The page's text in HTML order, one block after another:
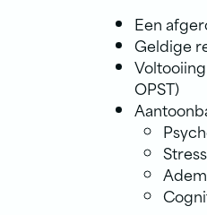
Een
Geldige
OPST)